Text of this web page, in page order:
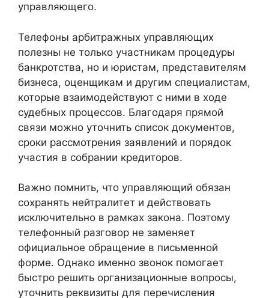
управляющего.
Телефоны арбитражных управляющих
полезны не только участникам процедуры
банкротства, но и юристам, представителям
бизнеса, оценщикам и другим специалистам,
которые взаимодействуют с ними в ходе
судебных процессов. Благодаря прямой
связи можно уточнить список документов,
сроки рассмотрения заявлений и порядок
участия в собрании кредиторов.
Важно помнить, что управляющий обязан
сохранять нейтралитет и действовать
исключительно в рамках закона. Поэтому
телефонный разговор не заменяет
официальное обращение в письменной
форме. Однако именно звонок помогает
быстро решить организационные вопросы,
уточнить реквизиты для перечисления